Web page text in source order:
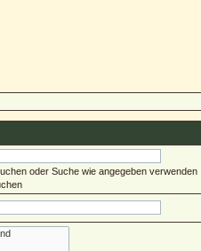
oder Suche wie angegeben verwenden